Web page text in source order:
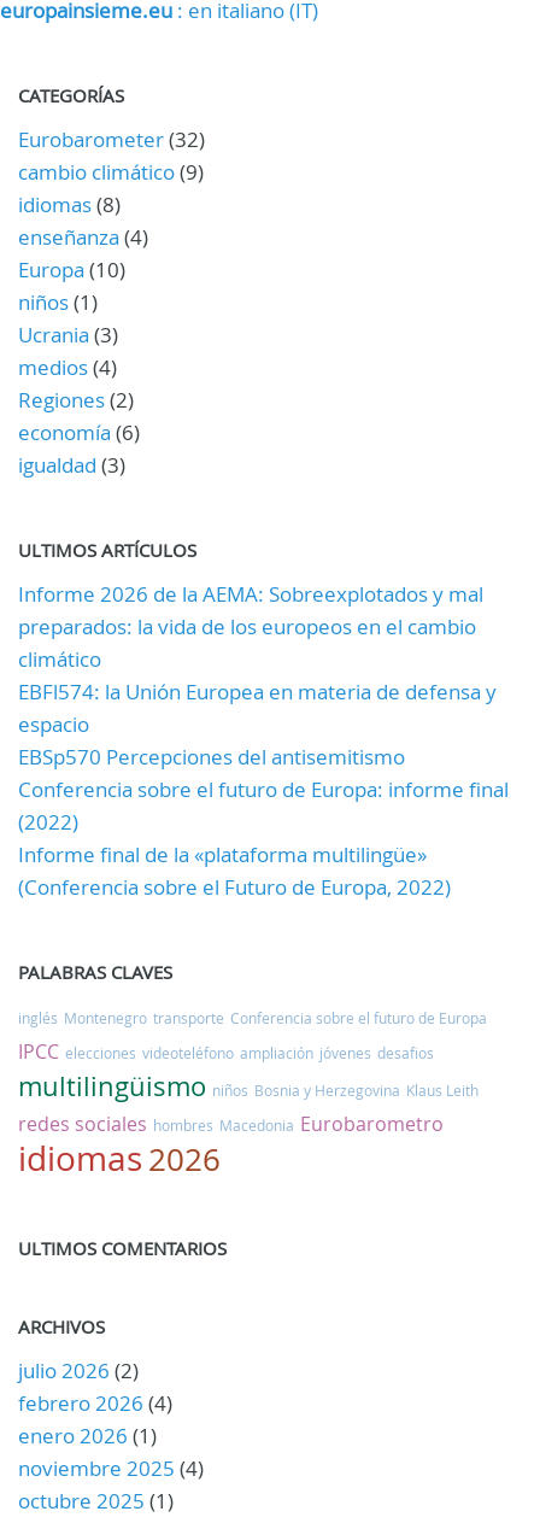
europainsieme.eu : en italiano (IT)
CATEGORÍAS
Eurobarometer(32)
cambio climático(9)
idiomas(8)
enseñanza (4)
Europa (10)
niños(1)
Ucrania (3)
medios(4)
Regiones(2)
economía (6)
igualdad (3)
ULTIMOS ARTÍCULOS
Informe 2026 de la AEMA: Sobreexplotados y mal
preparados: la vida de los europeos en el cambio
climático
EBFl574: la Unión Europea en materia de defensa y
espacio
EBSp570 Percepciones del antisemitismo
Conferencia sobre el futuro de Europa: informe final
(2022)
Informe final de la «plataforma multilingüe»
(Conferencia sobre el Futuro de Europa, 2022)
PALABRAS CLAVES
inglés Montenegro transporte Conferencia sobre el futuro de Europa
IPCC elecciones videoteléfono ampliación jóvenes desafios
multilingüismo niños Bosnia y Herzegovina Klaus Leith
redes sociales hombres Macedonia Eurobarometro
idiomas 2026
ULTIMOS COMENTARIOS
ARCHIVOS
julio 2026 (2)
febrero 2026 (4)
enero 2026 (1)
noviembre 2025 (4)
octubre 2025 (1)